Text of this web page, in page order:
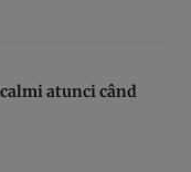
atunci când